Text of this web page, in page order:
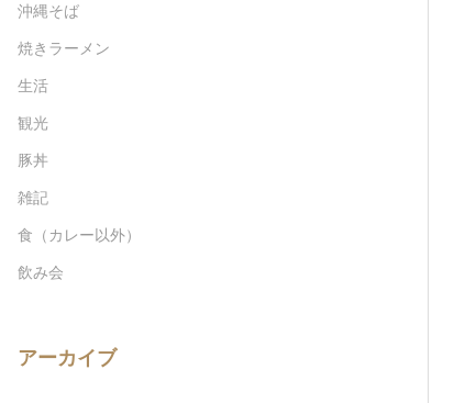
沖縄そば
焼きラーメン
生活
観光
豚丼
雑記
食（カレー以外）
飲み会
アーカイブ